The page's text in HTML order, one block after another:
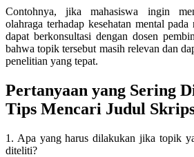
Contohnya, jika mahasiswa ingin
olahraga terhadap kesehatan mental pada
dapat berkonsultasi dengan dosen
bahwa topik tersebut masih relevan dan
penelitian yang tepat.
Pertanyaan yang Sering
Tips Mencari Judul
1. Apa yang harus dilakukan jika topik
diteliti?